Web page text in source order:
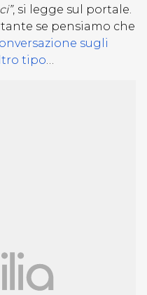
, si legge sul portale.
se pensiamo che
sugli
tipo…